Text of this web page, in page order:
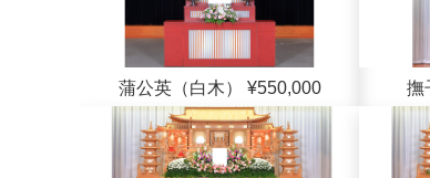
蒲公英（白木） ¥550,000 撫